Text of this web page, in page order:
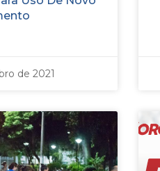
de 2021